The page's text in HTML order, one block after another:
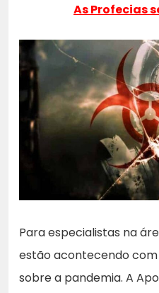
As Profecias
Para especialistas na
estão acontecendo com
sobre a pandemia. A